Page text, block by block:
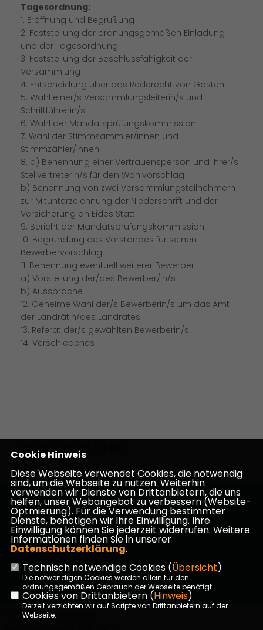
Tagesordnung:
1. Eröffnung und Begrüßung
2. Feststellung der ordnungsgemäßen Einladung
und der Tagesordnung
3. Feststellung der Beschlussfähigkeit der
Versammlung
4. Entscheidung über das Rederecht von Gästen
5. Wahl einer/s Versammlungsleiterin/s und
Schriftführerin/s
6. Wahl der Mandatsprüfungskommission
7. Wahl der Stimmsammler/innen und
Stimmzähler/innen
8. a) Benennung einer Vertrauensperson und ihrer/s
Stellvertreterin/s für den Wahlvorschlag
b) Benennung von zwei Versammlungsteilnehmern
zur Mitunterzeichnung der Niederschrift und der
Versicherung an Eides Statt.
9. Bericht der Mandatsprüfungskommission
10. Begründung des Vorstandes für seinen
Bewerbervorschlag
11. Benennung eventuell weiterer Bewerber
a) Vorstellung der/des Bewerber/in/s
b) Aussprache
12. Geheime Wahl der/s Bewerberin/s um das Amt
der Landrätin/des Landrates
13. Referat der/s gewählten Bewerberin/s
14. Verschiedenes
29.09.2014, 08:53 Uhr
Homepage des CDU Kreisverbandes Darmstadt-
Dieburg
Impressum Datenschutz Kontakt
©2026 CDU Kreisverband
Cookie Hinweis
Diese Webseite verwendet Cookies, die notwendig
sind, um die Webseite zu nutzen. Weiterhin
verwenden wir Dienste von Drittanbietern, die uns
helfen, unser Webangebot zu verbessern (Website-
Optmierung). Für die Verwendung bestimmter
Dienste, benötigen wir Ihre Einwilligung. Ihre
Einwilligung können Sie jederzeit widerrufen. Weitere
Informationen finden Sie in unserer
Datenschutzerklärung.
Technisch notwendige Cookies (Übersicht)
Die notwendigen Cookies werden allein für den
ordnungsgemäßen Gebrauch der Webseite benötigt.
Cookies von Drittanbietern (Hinweis)
Derzeit verzichten wir auf Scripte von Drittanbietern auf der
Webseite.